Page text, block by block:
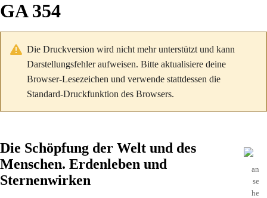
GA 354
Die Druckversion wird nicht mehr unterstützt und kann
Darstellungsfehler aufweisen. Bitte aktualisiere deine
Browser-Lesezeichen und verwende stattdessen die
Standard-Druckfunktion des Browsers.
an
se
he
Die Schöpfung der Welt und des
Menschen. Erdenleben und
Sternenwirken